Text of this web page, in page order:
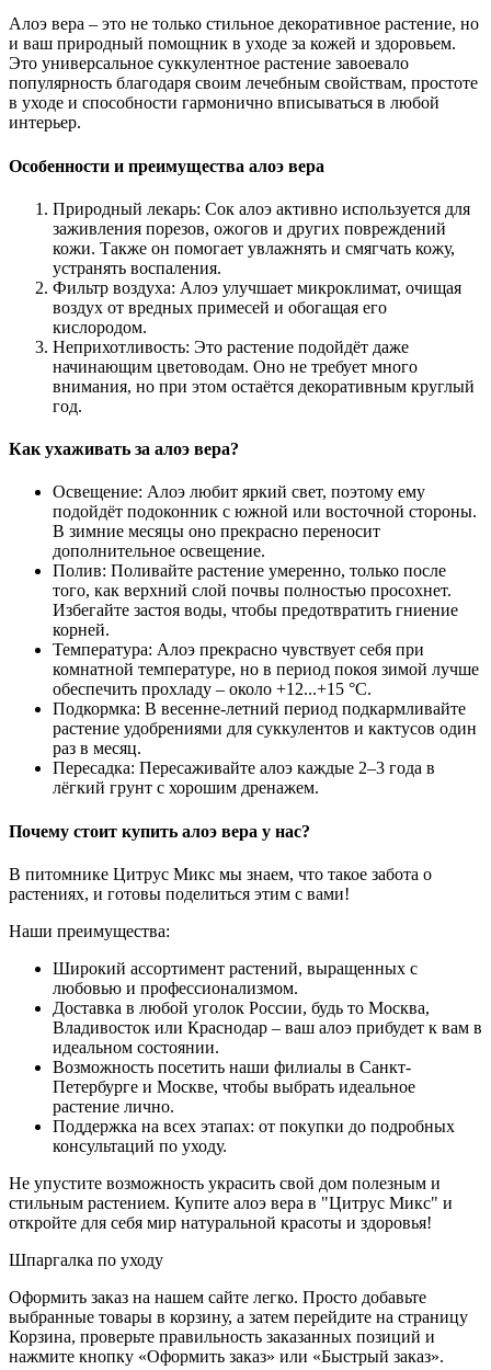
Алоэ вера – это не только стильное декоративное растение, но
и ваш природный помощник в уходе за кожей и здоровьем.
Это универсальное суккулентное растение завоевало
популярность благодаря своим лечебным свойствам, простоте
в уходе и способности гармонично вписываться в любой
интерьер.
Особенности и преимущества алоэ вера
Природный лекарь: Сок алоэ активно используется для
заживления порезов, ожогов и других повреждений
кожи. Также он помогает увлажнять и смягчать кожу,
устранять воспаления.
Фильтр воздуха: Алоэ улучшает микроклимат, очищая
воздух от вредных примесей и обогащая его
кислородом.
Неприхотливость: Это растение подойдёт даже
начинающим цветоводам. Оно не требует много
внимания, но при этом остаётся декоративным круглый
год.
Как ухаживать за алоэ вера?
Освещение: Алоэ любит яркий свет, поэтому ему
подойдёт подоконник с южной или восточной стороны.
В зимние месяцы оно прекрасно переносит
дополнительное освещение.
Полив: Поливайте растение умеренно, только после
того, как верхний слой почвы полностью просохнет.
Избегайте застоя воды, чтобы предотвратить гниение
корней.
Температура: Алоэ прекрасно чувствует себя при
комнатной температуре, но в период покоя зимой лучше
обеспечить прохладу – около +12...+15 °C.
Подкормка: В весенне-летний период подкармливайте
растение удобрениями для суккулентов и кактусов один
раз в месяц.
Пересадка: Пересаживайте алоэ каждые 2–3 года в
лёгкий грунт с хорошим дренажем.
Почему стоит купить алоэ вера у нас?
В питомнике Цитрус Микс мы знаем, что такое забота о
растениях, и готовы поделиться этим с вами!
Наши преимущества:
Широкий ассортимент растений, выращенных с
любовью и профессионализмом.
Доставка в любой уголок России, будь то Москва,
Владивосток или Краснодар – ваш алоэ прибудет к вам в
идеальном состоянии.
Возможность посетить наши филиалы в Санкт-
Петербурге и Москве, чтобы выбрать идеальное
растение лично.
Поддержка на всех этапах: от покупки до подробных
консультаций по уходу.
Не упустите возможность украсить свой дом полезным и
стильным растением. Купите алоэ вера в "Цитрус Микс" и
откройте для себя мир натуральной красоты и здоровья!
Шпаргалка по уходу
Оформить заказ на нашем сайте легко. Просто добавьте
выбранные товары в корзину, а затем перейдите на страницу
Корзина, проверьте правильность заказанных позиций и
нажмите кнопку «Оформить заказ» или «Быстрый заказ».